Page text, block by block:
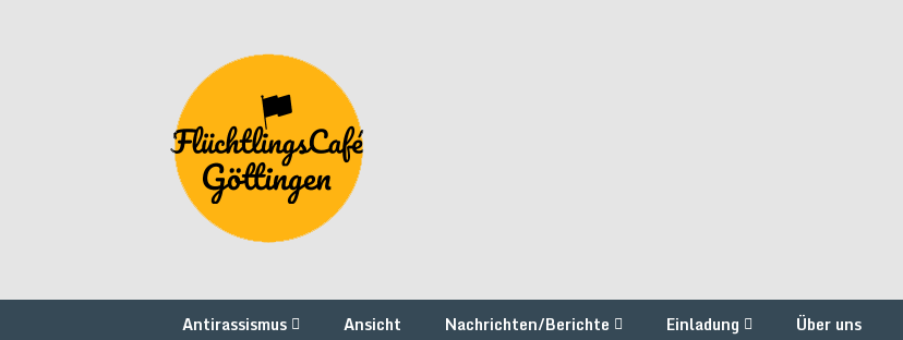
Antirassismus Ansicht Nachrichten/Berichte Einladung Über uns